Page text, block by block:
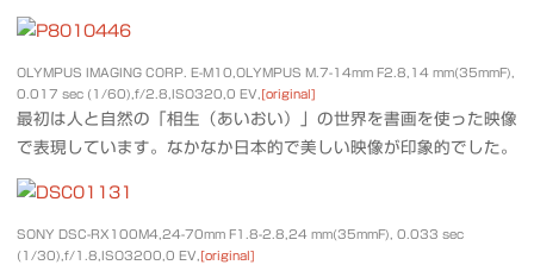
OLYMPUS IMAGING CORP. E-M10,OLYMPUS M.7-14mm F2.8,14 mm(35mmF),
0.017 sec (1/60),f/2.8,ISO320,0 EV, [original]
最初は人と自然の「相生（あいおい）」の世界を書画を使った映像
で表現しています。なかなか日本的で美しい映像が印象的でした。
SONY DSC-RX100M4,24-70mm F1.8-2.8,24 mm(35mmF), 0.033 sec
(1/30),f/1.8,ISO3200,0 EV, [original]